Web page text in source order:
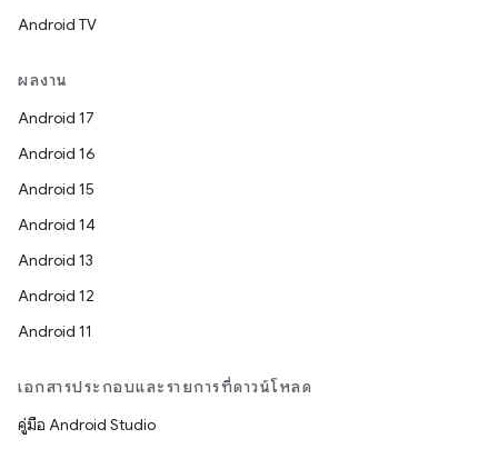
Android TV
ผลงาน
Android 17
Android 16
Android 15
Android 14
Android 13
Android 12
Android 11
เอกสารประกอบและรายการที่ดาวน์โหลด
คู่มือ Android Studio